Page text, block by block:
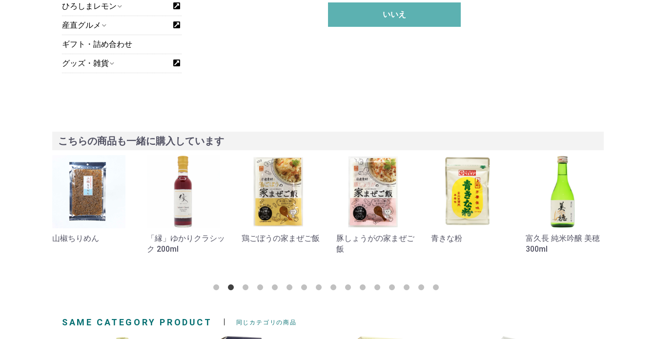
ひろしまレモン
産直グルメ
ギフト・詰め合わせ
グッズ・雑貨
いいえ
こちらの商品も一緒に購入しています
山椒ちりめん
「縁」ゆかりクラシッ
ク 200ml
鶏ごぼうの家まぜご飯
豚しょうがの家まぜご
飯
青きな粉
富久長 純米吟醸 美穂
300ml
SAME CATEGORY PRODUCT 同じカテゴリの商品